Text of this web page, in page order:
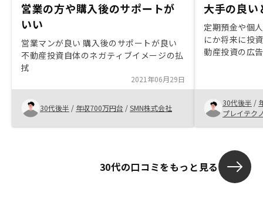
営業の方や購入後のサポートが
いい
営業マンが良い 購入後のサポートが良い
不動産投資自体のネガティブイメージの払
拭
2021年06月29日
30代後半 / 年収700万円台 /SMN株式会社
大手の良い
定期預金や個
にか将来に投
動産投資の広
した。 どちら
たと思います
比べ、営業都
をくれて必要
た。 あと、
てくるイメー
とお伝えする
30代後半 /
プレイテク
30代の口コミをもっと見る